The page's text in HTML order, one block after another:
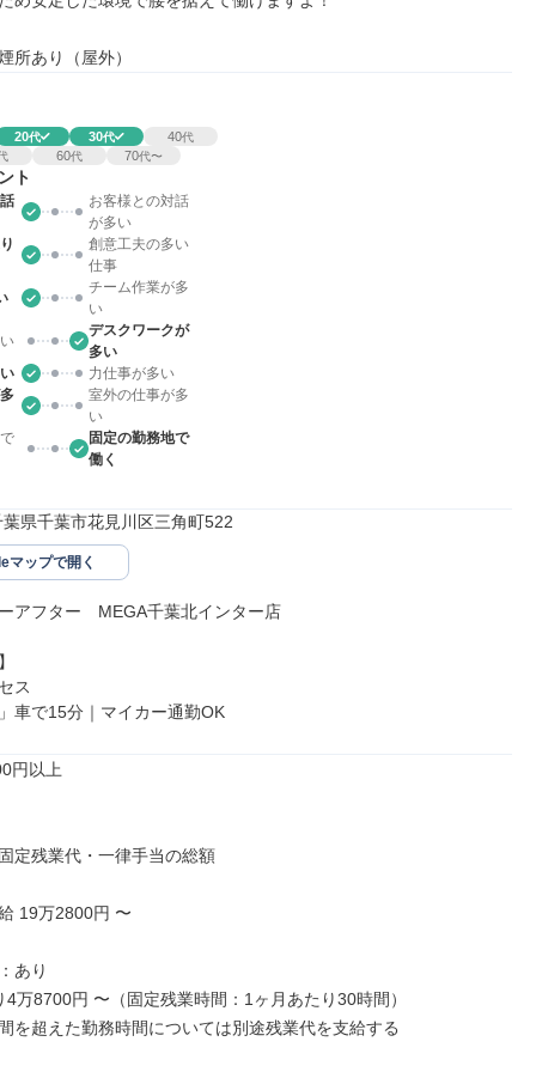
所あり（屋外）
20代 30代 40代
60代 70代〜
ト
お客様との対話
が多い
創意工夫の多い
仕事
チーム作業が多
い
デスクワークが
多い
力仕事が多い
室外の仕事が多
い
固定の勤務地で
働く
県千葉市花見川区三角町522
マップで開く
アフター　MEGA千葉北インター店
ス
車で15分｜マイカー通勤OK
円以上
定残業代・一律手当の総額
19万2800円 〜
あり
4万8700円 〜（固定残業時間：1ヶ月あたり30時間）
を超えた勤務時間については別途残業代を支給する